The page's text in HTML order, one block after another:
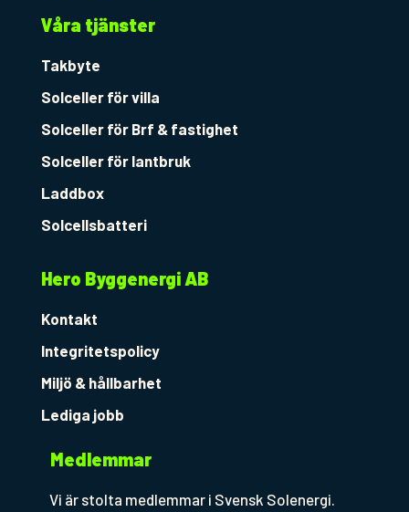
b
o
k
a
g
l
o
Våra tjänster
Takbyte
Solceller för villa
Solceller för Brf & fastighet
Solceller för lantbruk
Laddbox
Solcellsbatteri
Hero Byggenergi AB
Kontakt
Integritetspolicy
Miljö & hållbarhet
Lediga jobb
Medlemmar
Vi är stolta medlemmar i Svensk Solenergi.